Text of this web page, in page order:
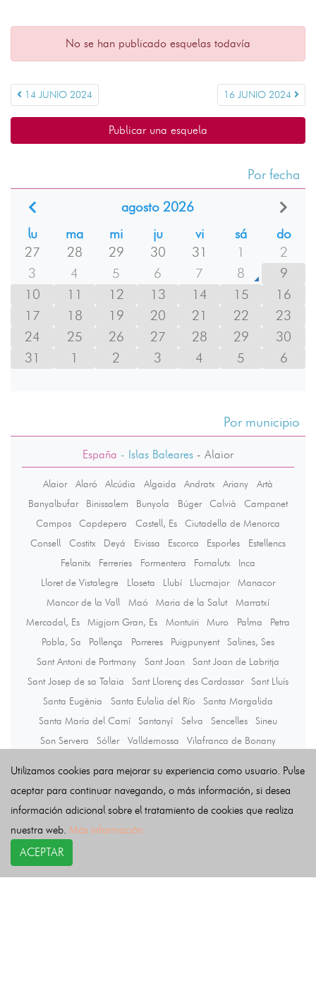
No se han publicado esquelas todavía
14 JUNIO 2024 16 JUNIO 2024
Publicar una esquela
Por fecha
agosto 2026
lu
ma mi ju vi sá
do
27
28 29 30 31 1
2
3
4 5 6 7 8
9
10
11 12 13 14 15
16
17
18 19 20 21 22
23
24
25 26 27 28 29
30
31
1 2 3 4 5 6
Por municipio
España - Islas Baleares - Alaior
Alaior Alaró Alcúdia Algaida Andratx Ariany
Artà
Banyalbufar
Binissalem Bunyola Búger Calvià
Campanet
Campos
Capdepera Castell, Es
Ciutadella de Menorca
Consell
Costitx Deyá Eivissa Escorca Esporles
Estellencs
Felanitx
Ferreries Formentera Fornalutx
Inca
Lloret de Vistalegre
Lloseta Llubí Llucmajor
Manacor
Mancor de la Vall
Maó Maria de la Salut
Marratxí
Mercadal, Es
Migjorn Gran, Es Montuïri Muro Palma
Petra
Pobla, Sa
Pollença Porreres Puigpunyent
Salines, Ses
Sant Antoni de Portmany
Sant Joan
Sant Joan de Labritja
Sant Josep de sa Talaia
Sant Llorenç des Cardassar
Sant Lluís
Santa Eugènia
Santa Eulalia del Río
Santa Margalida
Santa María del Camí
Santanyí Selva Sencelles
Sineu
Son Servera
Sóller Valldemossa Vilafranca de Bonany
Últimas noticias
Utilizamos cookies para mejorar su experiencia como usuario. Pulse
aceptar para continuar navegando, o más información, si desea
información adicional sobre el tratamiento de cookies que realiza
nuestra web. Más información
ACEPTAR